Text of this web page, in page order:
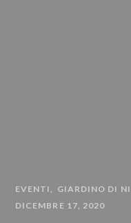
EVENTI GIARDINO DI
DICEMBRE 17, 2020